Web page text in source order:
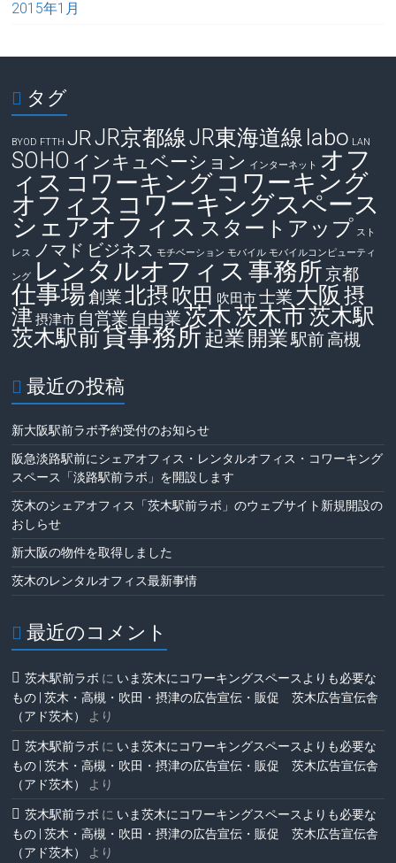
2015年1月
タグ
BYOD FTTH JRJR京都線JR東海道線 labo LAN
SOHO インキュベーション インターネット オフ
ィス コワーキング コワーキング
オフィス コワーキングスペース
シェアオフィス スタートアップ スト
レス ノマド ビジネス モチベーション モバイル モバイルコンピューティ
ング レンタルオフィス 事務所京都
仕事場創業北摂吹田 吹田市士業 大阪 摂
津摂津市 自営業 自由業茨木茨木市茨木駅
茨木駅前貸事務所起業 開業駅前高槻
最近の投稿
新大阪駅前ラボ予約受付のお知らせ
阪急淡路駅前にシェアオフィス・レンタルオフィス・コワーキング
スペース「淡路駅前ラボ」を開設します
茨木のシェアオフィス「茨木駅前ラボ」のウェブサイト新規開設の
おしらせ
新大阪の物件を取得しました
茨木のレンタルオフィス最新事情
最近のコメント
茨木駅前ラボ に いま茨木にコワーキングスペースよりも必要な
もの | 茨木・高槻・吹田・摂津の広告宣伝・販促 茨木広告宣伝舎
（アド茨木）
より
茨木駅前ラボ に いま茨木にコワーキングスペースよりも必要な
もの | 茨木・高槻・吹田・摂津の広告宣伝・販促 茨木広告宣伝舎
（アド茨木）
より
茨木駅前ラボ に いま茨木にコワーキングスペースよりも必要な
もの | 茨木・高槻・吹田・摂津の広告宣伝・販促 茨木広告宣伝舎
（アド茨木）
より